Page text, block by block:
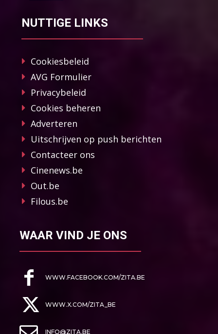
NUTTIGE LINKS
Cookiesbeleid
AVG Formulier
Privacybeleid
Cookies beheren
Adverteren
Uitschrijven op push berichten
Contacteer ons
Cinenews.be
Out.be
Filous.be
WAAR VIND JE ONS
WWW.FACEBOOK.COM/ZITA.BE
WWW.X.COM/ZITA_BE
INFO@ZITA.BE